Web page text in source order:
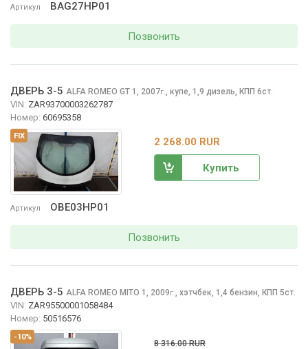
Артикул BAG27HP01
Позвонить
FIX
Артикул OBE03HP01
ДВЕРЬ 3-5 ALFA ROMEO GT 1, 2007г., купе, 1,9 дизель, КПП 6ст.
VIN: ZAR93700003262787
Номер: 60695358
2 268.00 RUR
Купить
Позвонить
-10%
ДВЕРЬ 3-5 ALFA ROMEO MITO 1, 2009г., хэтчбек, 1,4 бензин, КПП 5ст.
VIN: ZAR95500001058484
Номер: 50516576
8 316.00 RUR